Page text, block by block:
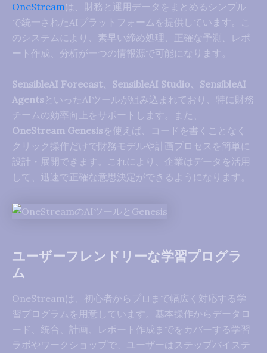
OneStreamは、財務と運用データをまとめるシンプル
で統一されたAIプラットフォームを提供しています。こ
のシステムにより、素早い締め処理、正確な予測、レポ
ート作成、分析が一つの情報源で可能になります。
SensibleAI Forecast、SensibleAI Studio、SensibleAI
Agents といったAIツールが組み込まれており、特に財務
チームの効率向上をサポートします。また、
OneStream Genesisを使えば、コードを書くことなく
クリック操作だけで財務モデルや計画プロセスを簡単に
設計・展開できます。これにより、企業はデータを活用
して、迅速で正確な意思決定ができるようになります。
ユーザーフレンドリーな学習プログラ
ム
OneStreamは、初心者からプロまで幅広く対応する学
習プログラムを用意しています。基本操作からデータロ
ード、統合、計画、レポート作成までをカバーする学習
ラボやワークショップで、ユーザーはステップバイステ